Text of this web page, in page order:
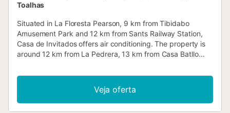
Toalhas
Situated in La Floresta Pearson, 9 km from Tibidabo
Amusement Park and 12 km from Sants Railway Station,
Casa de Invitados offers air conditioning. The property is
around 12 km from La Pedrera, 13 km from Casa Batllo
Veja oferta